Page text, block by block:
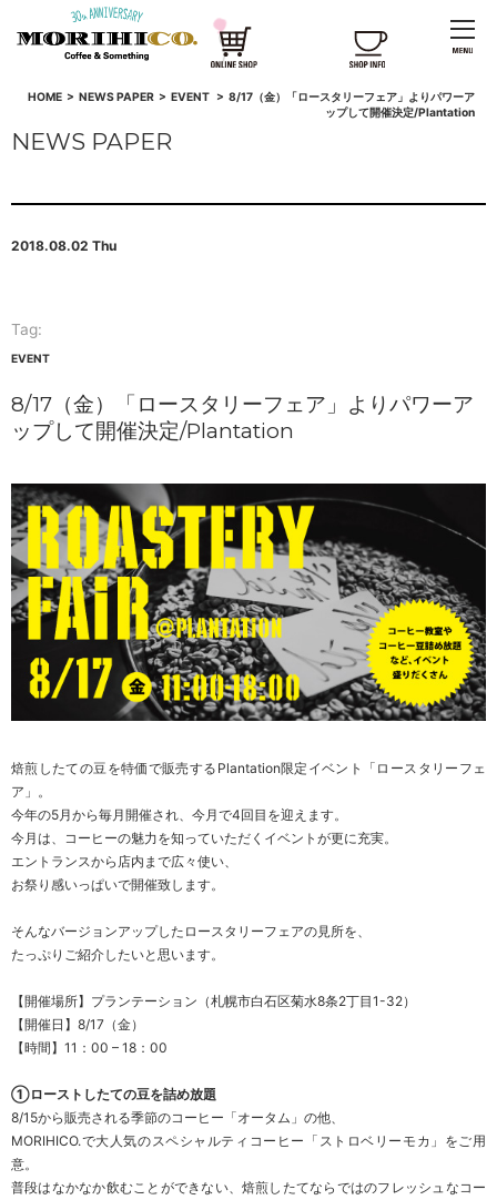
HOME> NEWS PAPER> EVENT > 8/17（金）「ロースタリーフェア」よりパワーア
ップして開催決定/Plantation
NEWS PAPER
2018.08.02 Thu
Tag:
EVENT
8/17（金）「ロースタリーフェア」よりパワーア
ップして開催決定/Plantation
焙煎したての豆を特価で販売するPlantation限定イベント「ロースタリーフェ
ア」。
今年の5月から毎月開催され、今月で4回目を迎えます。
今月は、コーヒーの魅力を知っていただくイベントが更に充実。
エントランスから店内まで広々使い、
お祭り感いっぱいで開催致します。
そんなバージョンアップしたロースタリーフェアの見所を、
たっぷりご紹介したいと思います。
【開催場所】プランテーション（札幌市白石区菊水8条2丁目1-32）
【開催日】8/17（金）
【時間】11：00 – 18：00
①ローストしたての豆を詰め放題
8/15から販売される季節のコーヒー「オータム」の他、
MORIHICO.で大人気のスペシャルティコーヒー「ストロベリーモカ」をご用
意。
普段はなかなか飲むことができない、焙煎したてならではのフレッシュなコー